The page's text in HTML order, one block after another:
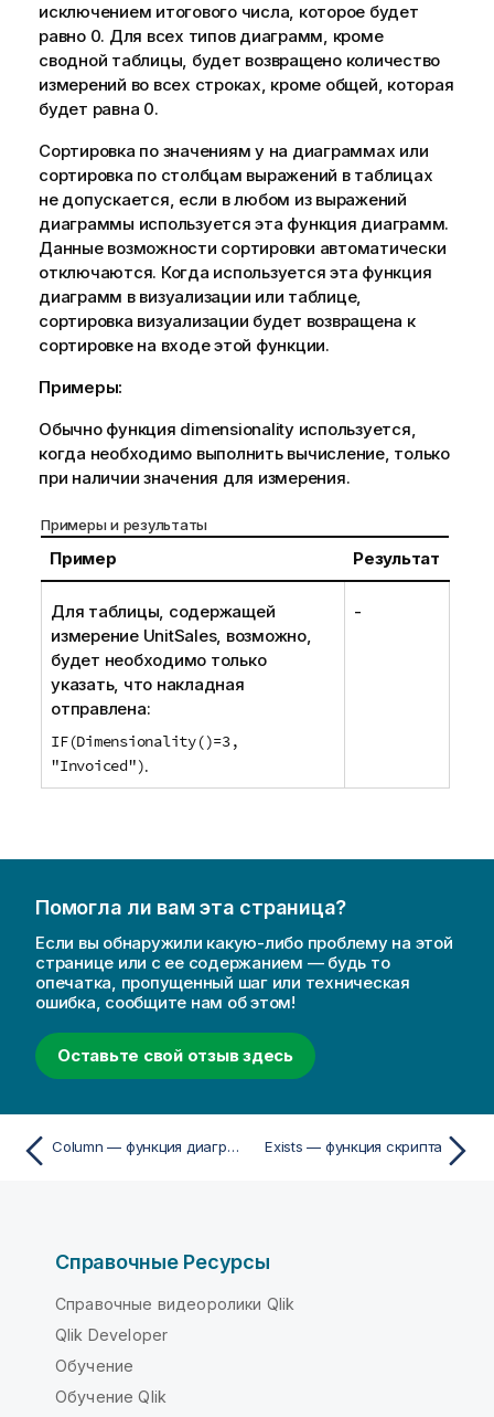
исключением итогового числа, которое будет
равно 0. Для всех типов диаграмм, кроме
сводной таблицы, будет возвращено количество
измерений во всех строках, кроме общей, которая
будет равна 0.
Сортировка по значениям y на диаграммах или
сортировка по столбцам выражений в таблицах
не допускается, если в любом из выражений
диаграммы используется эта функция диаграмм.
Данные возможности сортировки автоматически
отключаются. Когда используется эта функция
диаграмм в визуализации или таблице,
сортировка визуализации будет возвращена к
сортировке на входе этой функции.
Примеры:
Обычно функция dimensionality используется,
когда необходимо выполнить вычисление, только
при наличии значения для измерения.
Примеры и результаты
Пример Результат
Для таблицы, содержащей
измерение UnitSales, возможно,
будет необходимо только
указать, что накладная
отправлена:
IF(Dimensionality()=3,
"Invoiced").
-
Помогла ли вам эта страница?
Если вы обнаружили какую-либо проблему на этой
странице или с ее содержанием — будь то
опечатка, пропущенный шаг или техническая
ошибка, сообщите нам об этом!
Оставьте свой отзыв здесь
Column — функция диаграммы Exists — функция скрипта
Справочные Ресурсы
Справочные видеоролики Qlik
Qlik Developer
Обучение
Обучение Qlik